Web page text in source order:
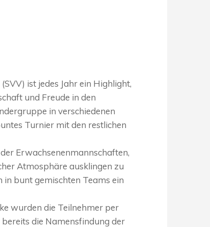
ist jedes Jahr ein Highlight,
und Freude in den
in verschiedenen
Turnier mit den restlichen
Erwachsenenmannschaften,
Atmosphäre ausklingen zu
bunt gemischten Teams ein
wurden die Teilnehmer per
die Namensfindung der